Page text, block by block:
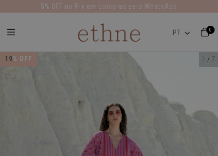
5% OFF no Pix em compras pelo WhatsApp
0
19% OFF 1 / 7